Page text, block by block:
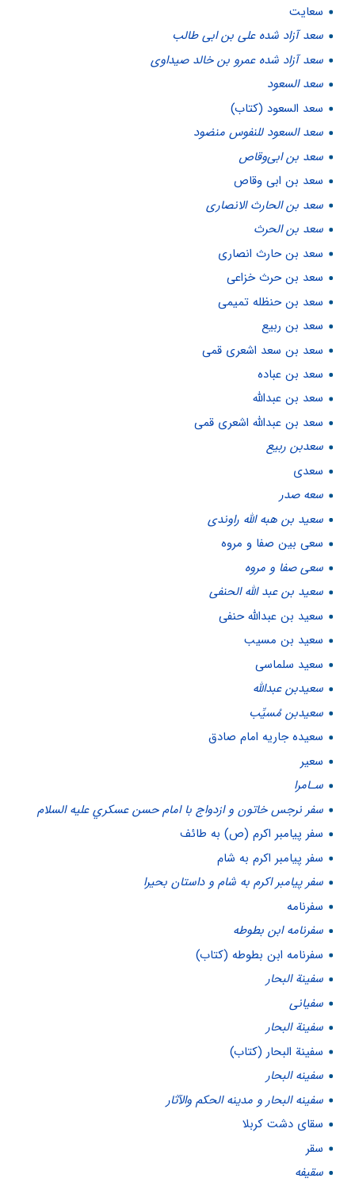
سعایت
سعد آزاد شده علی بن ابی طالب
سعد آزاد شده عمرو بن خالد صیداوی
سعد السعود
سعد السعود (کتاب)
سعد السعود للنفوس منضود
سعد بن ابى‌وقاص
سعد بن ابی وقاص
سعد بن الحارث الانصاری
سعد بن الحرث
سعد بن حارث انصاری
سعد بن حرث خزاعی
سعد بن حنظله تمیمی
سعد بن ربیع
سعد بن سعد اشعری قمی
سعد بن عباده
سعد بن عبدالله
سعد بن عبدالله اشعری قمی
سعدبن ربیع
سعدی
سعه صدر
سعيد بن هبه الله راوندى
سعی بین صفا و مروه
سعی صفا و مروه
سعید بن عبد الله الحنفی
سعید بن عبدالله حنفی
سعید بن مسیب
سعید سلماسی
سعیدبن عبدالله
سعیدبن مُسیِّب
سعیده جاریه امام صادق
سعیر
سـامرا
سفر نرجس خاتون و ازدواج با امام حسن عسكري علیه السلام
سفر پیامبر اکرم (ص) به طائف
سفر پیامبر اکرم به شام
سفر پیامبر اکرم به شام و داستان بحیرا
سفرنامه
سفرنامه ابن بطوطه
سفرنامه ابن بطوطه (کتاب)
سفينة البحار
سفیانی
سفینة البحار
سفینة البحار (کتاب)
سفینه البحار
سفینه البحار و مدینه الحكم والآثار
سقای دشت کربلا
سقر
سقيفه